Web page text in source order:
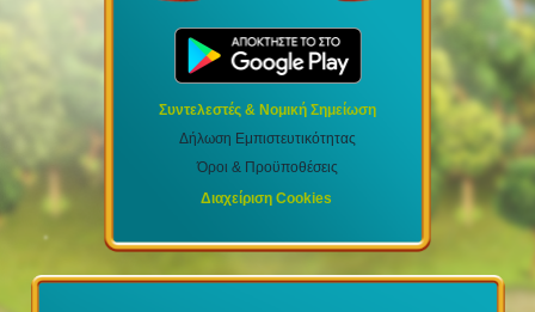
Συντελεστές & Νομική Σημείωση
Δήλωση Εμπιστευτικότητας
Όροι & Προϋποθέσεις
Διαχείριση Cookies